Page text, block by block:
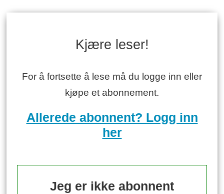
Kjære leser!
For å fortsette å lese må du logge inn eller
kjøpe et abonnement.
Allerede abonnent? Logg inn
her
Jeg er ikke abonnent